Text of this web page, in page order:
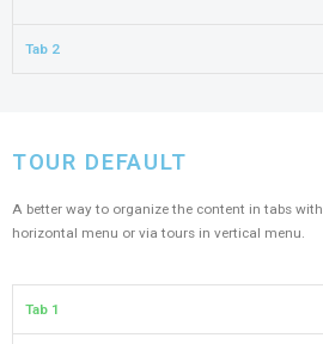
Tab 2
TOUR DEFAULT
A better way to organize the content in tabs with
horizontal menu or via tours in vertical menu.
Tab 1